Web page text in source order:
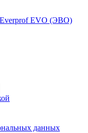
Everprof EVO (ЭВО)
данных